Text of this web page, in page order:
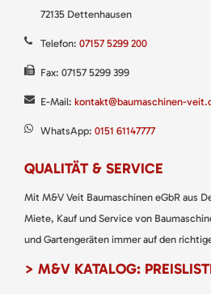
72135 Dettenhausen
Telefon: 07157 5299 200
Fax: 07157 5299 399
E-Mail: kontakt@baumaschinen-
WhatsApp: 0151 61147777
QUALITÄT & SERVICE
Mit M&V Veit Baumaschinen eGbR aus
Miete, Kauf und Service von
und Gartengeräten immer auf den
> M&V KATALOG: